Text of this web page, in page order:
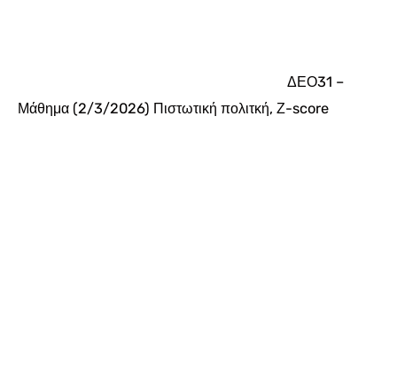
ΔΕΟ31 –
Μάθημα (2/3/2026) Πιστωτική πολιτκή, Ζ-score